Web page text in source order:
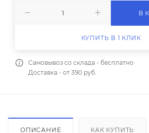
В
КУПИТЬ В 1 КЛИК
Самовывоз со склада - бесплатно
Доставка - от 390 руб.
ОПИСАНИЕ КАК КУПИТЬ